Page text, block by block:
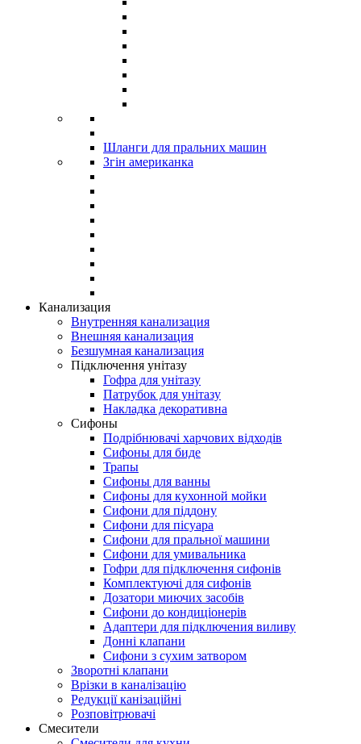
Шланги для пральних машин
Згін американка
Канализация
Внутренняя канализация
Внешняя канализация
Безшумная канализация
Підключення унітазу
Гофра для унітазу
Патрубок для унітазу
Накладка декоративна
Сифоны
Подрібнювачі харчових відходів
Сифоны для биде
Трапы
Сифоны для ванны
Сифоны для кухонной мойки
Сифони для піддону
Сифони для пісуара
Сифони для пральної машини
Сифони для умивальника
Гофри для підключення сифонів
Комплектуючі для сифонів
Дозатори миючих засобів
Сифони до кондиціонерів
Адаптери для підключения виливу
Донні клапани
Сифони з сухим затвором
Зворотні клапани
Врізки в каналізацію
Редукції канізаційні
Розповітрювачі
Смесители